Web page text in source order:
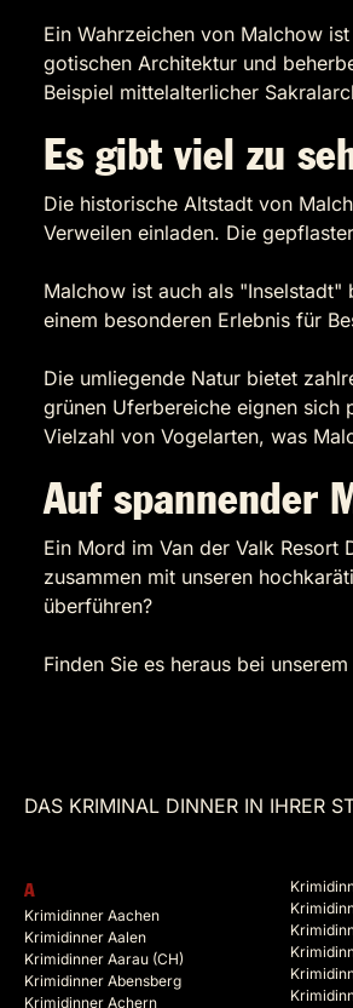
Ein Wahrzeichen von Malchow
gotischen Architektur und
Beispiel mittelalterlicher
Es gibt viel zu
Die historische Altstadt von
Verweilen einladen. Die
Malchow ist auch als "Inselstadt"
einem besonderen Erlebnis für
Die umliegende Natur bietet
grünen Uferbereiche eignen sich
Vielzahl von Vogelarten, was
Auf spannender
Ein Mord im Van der Valk
zusammen mit unseren
überführen?
Finden Sie es heraus bei
DAS KRIMINAL DINNER IN IHRER
A
Krimidinner Aachen
Krimidinner Aalen
Krimidinner Aarau (CH)
Krimidinner Abensberg
Krimidinner Achern